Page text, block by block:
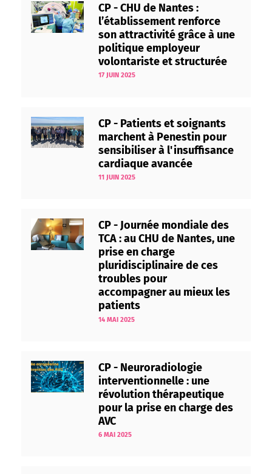
CP - CHU de Nantes :
l’établissement renforce
son attractivité grâce à une
politique employeur
volontariste et structurée
17 JUIN 2025
CP - Patients et soignants
marchent à Penestin pour
sensibiliser à l'insuffisance
cardiaque avancée
11 JUIN 2025
CP - Journée mondiale des
TCA : au CHU de Nantes, une
prise en charge
pluridisciplinaire de ces
troubles pour
accompagner au mieux les
patients
14 MAI 2025
CP - Neuroradiologie
interventionnelle : une
révolution thérapeutique
pour la prise en charge des
AVC
6 MAI 2025